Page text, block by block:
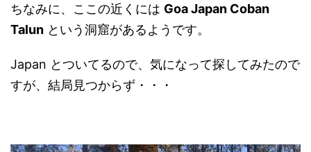
ちなみに、ここの近くには Goa Japan Coban
Talun という洞窟があるようです。
Japan とついてるので、気になって探してみたので
すが、結局見つからず・・・